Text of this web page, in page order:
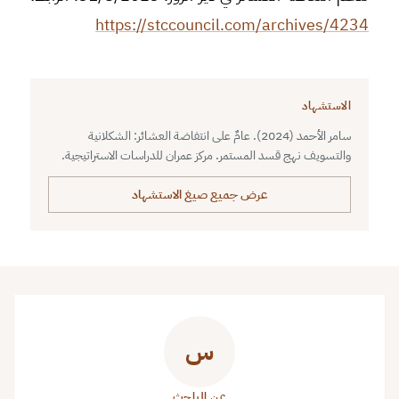
https://stccouncil.com/archives/4234
الاستشهاد
سامر الأحمد (2024). عامٌ على انتفاضة العشائر: الشكلانية
والتسويف نهج قسد المستمر. مركز عمران للدراسات الاستراتيجية.
عرض جميع صيغ الاستشهاد
س